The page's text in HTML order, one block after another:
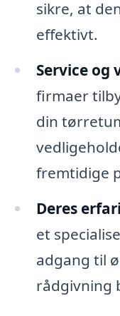
sikre, at
effektivt.
Service og
firmaer
din
fremtidige
Deres
et
adgang til
rådgivning